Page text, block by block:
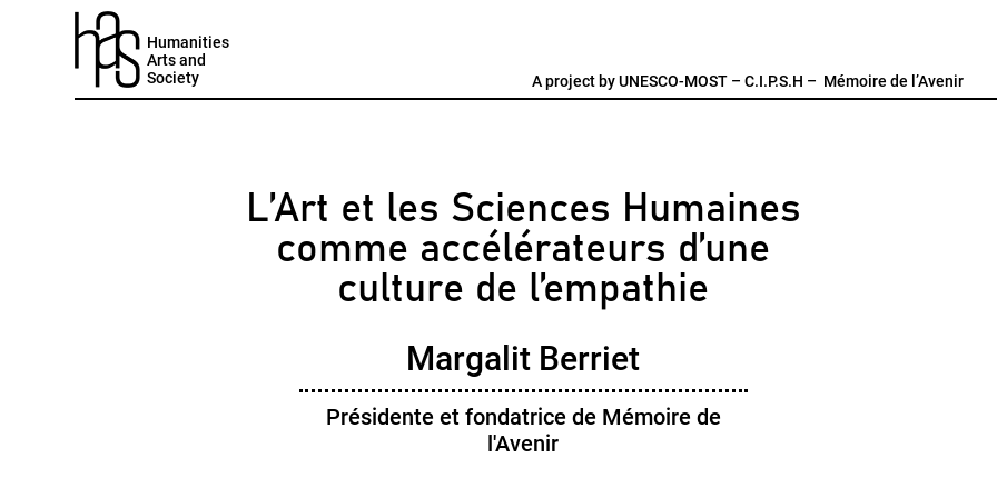
Humanities
Arts and
Society
A project byUNESCO-MOST – C.I.P.S.H – Mémoire de l’Avenir
L’Art et les Sciences Humaines
comme accélérateurs d’une
culture de l’empathie
Margalit Berriet
Présidente et fondatrice de Mémoire de
l'Avenir